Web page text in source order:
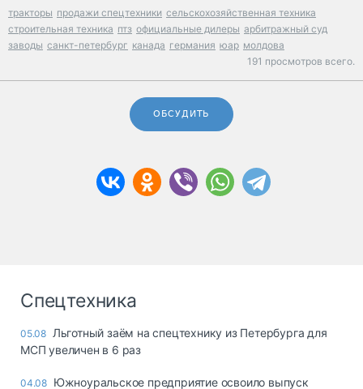
тракторы продажи спецтехники сельскохозяйственная техника
строительная техника птз официальные дилеры арбитражный суд
заводы санкт-петербург канада германия юар молдова
191 просмотров всего.
ОБСУДИТЬ
Спецтехника
05.08 Льготный заём на спецтехнику из Петербурга для
МСП увеличен в 6 раз
04.08 Южноуральское предприятие освоило выпуск